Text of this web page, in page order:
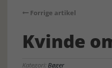
Forrige artikel
Kvinde
Kategori:Bøger